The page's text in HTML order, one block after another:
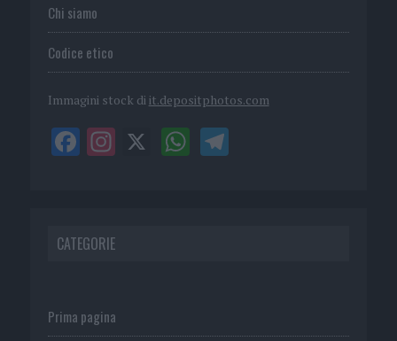
Chi siamo
Codice etico
Immagini stock di it.depositphotos.com
CATEGORIE
Prima pagina